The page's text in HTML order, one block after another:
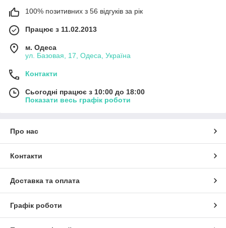
100% позитивних з 56 відгуків за рік
Працює з 11.02.2013
м. Одеса
ул. Базовая, 17, Одеса, Україна
Контакти
Сьогодні працює з 10:00 до 18:00
Показати весь графік роботи
Про нас
Контакти
Доставка та оплата
Графік роботи